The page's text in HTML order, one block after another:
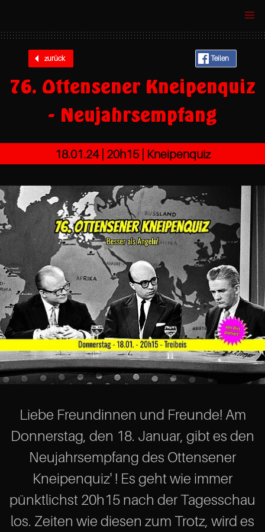
zurück Teilen
76. Ottensener Kneipenquiz
- Neujahrsempfang
18.01.24 | 20h15 | Kneipenquiz
Liebe Freundinnen und Freunde! Am
Donnerstag, den 18. Januar, gibt es den
Neujahrsempfang des Ottensener
Kneipenquiz' ! Es geht wie immer
pünktlichst 20h15 nach der Tagesschau
los. Zeiten wie diesen zum Trotz, wird es